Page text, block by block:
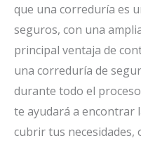
que una correduría es
seguros, con una
principal ventaja de
una correduría de
durante todo el
te ayudará a encontrar
cubrir tus